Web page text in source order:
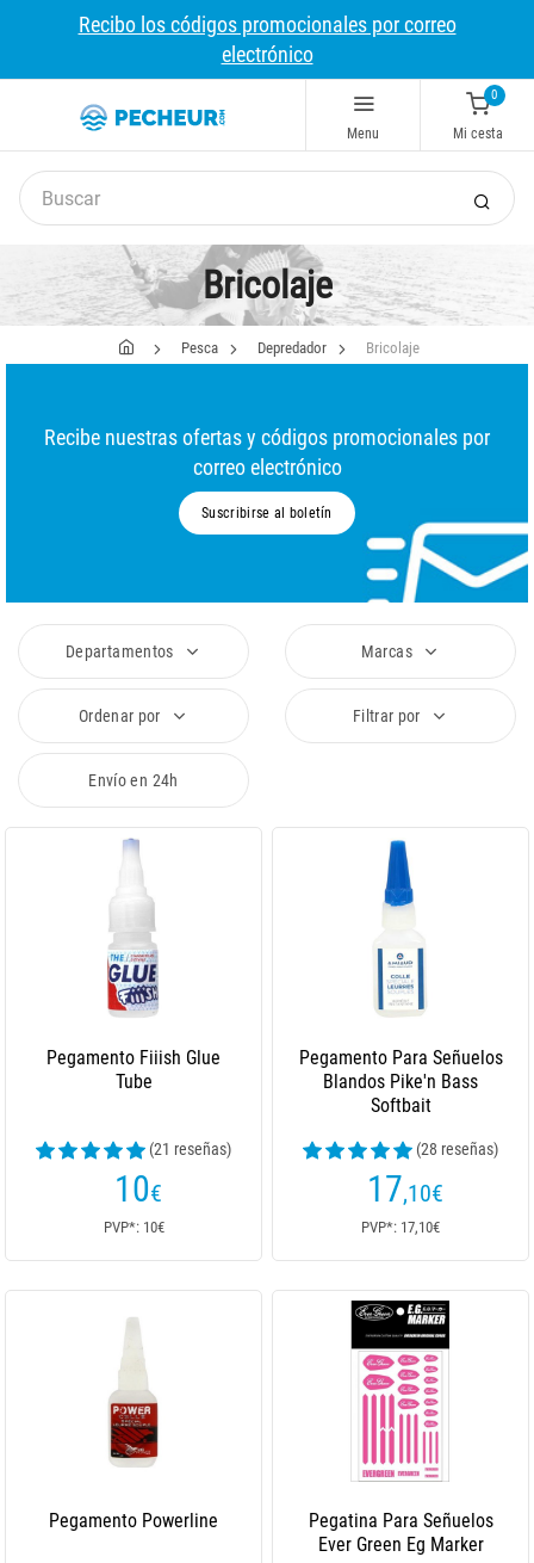
Recibo los códigos promocionales por correo
electrónico
Menu
0
Mi cesta
Bricolaje
Pesca Depredador Bricolaje
Recibe nuestras ofertas y códigos promocionales por
correo electrónico
Suscribirse al boletín
Departamentos Marcas
Ordenar por Filtrar por
Envío en 24h
Pegamento Fiiish Glue
Tube
(21 reseñas)
10€
PVP*: 10€
Pegamento Para Señuelos
Blandos Pike'n Bass
Softbait
(28 reseñas)
17,10€
PVP*: 17,10€
Pegamento Powerline
Pegatina Para Señuelos
Ever Green Eg Marker